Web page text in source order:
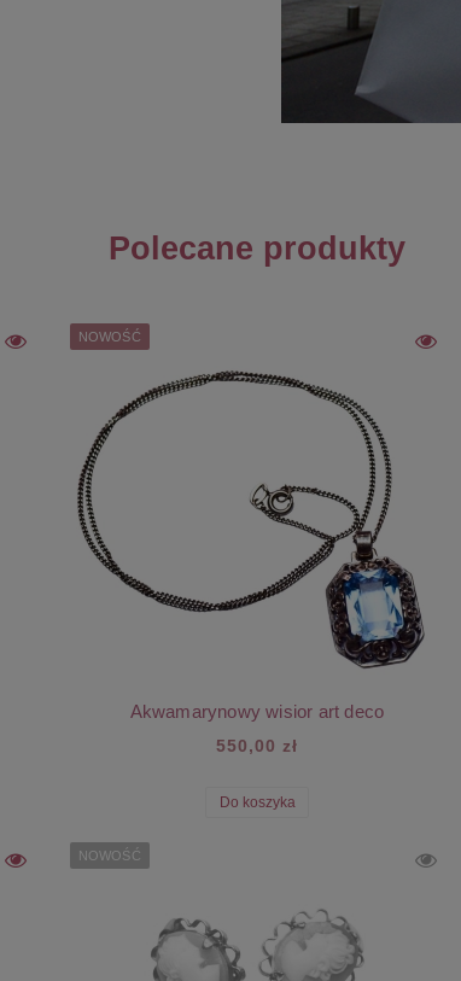
Polecane produkty
Akwamarynowy wisior art deco
550,00 zł
Do koszyka
NOWOŚĆ
NOWOŚĆ